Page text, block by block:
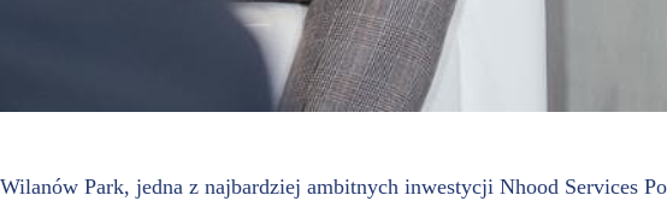
Wilanów Park, jedna z najbardziej ambitnych inwestycji Nhood Services